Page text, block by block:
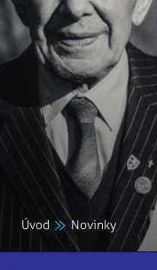
Úvod Novinky